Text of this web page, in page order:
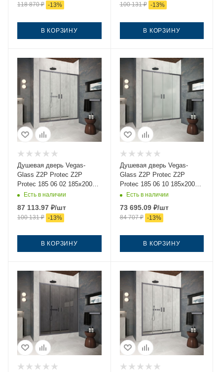
118 870₽ -13%
В КОРЗИНУ
100 131₽ -13%
В КОРЗИНУ
Душевая дверь Vegas-
Glass Z2P Protec Z2P
Protec 185 06 02 185х200
стекло рифленое профиль
вороненая сталь
Есть в наличии
87 113.97 ₽/шт
100 131₽ -13%
В КОРЗИНУ
Душевая дверь Vegas-
Glass Z2P Protec Z2P
Protec 185 06 10 185х200
стекло матовое профиль
вороненая сталь
Есть в наличии
73 695.09₽/шт
84 707₽ -13%
В КОРЗИНУ